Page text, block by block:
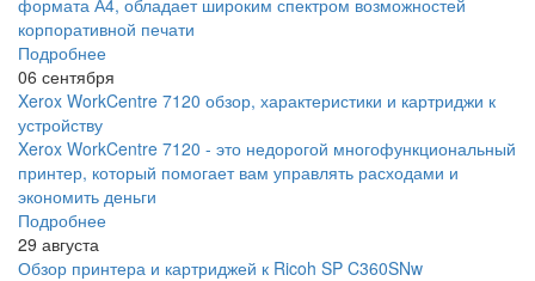
корпоративной печати
Подробнее
06 сентября
Xerox WorkCentre 7120 обзор, характеристики и картриджи к
устройству
Xerox WorkCentre 7120 - это недорогой многофункциональный
принтер, который помогает вам управлять расходами и
экономить деньги
Подробнее
29 августа
Обзор принтера и картриджей к Ricoh SP C360SNw